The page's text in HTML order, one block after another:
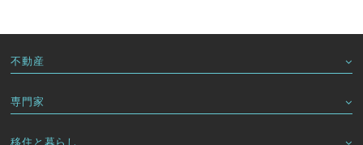
不動産
専門家
移住と暮らし